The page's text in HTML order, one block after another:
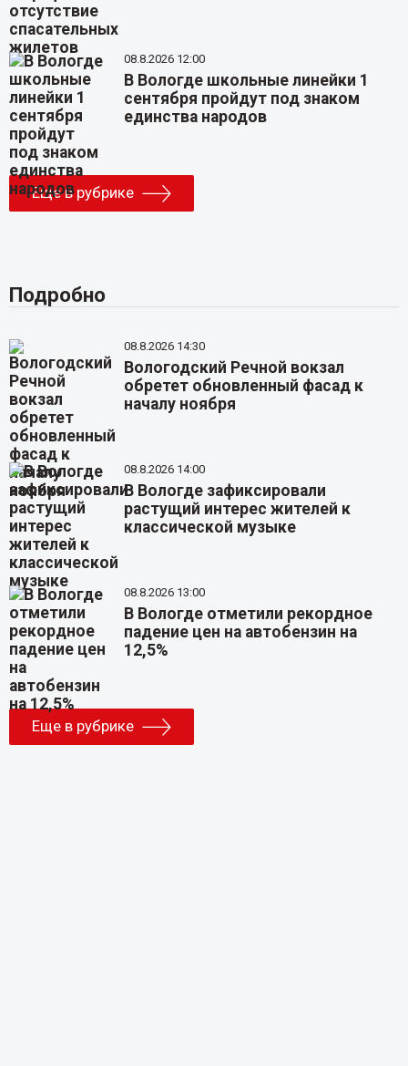
08.8.2026 12:00
В Вологде школьные линейки 1
сентября пройдут под знаком
единства народов
Еще в рубрике
Подробно
08.8.2026 14:30
Вологодский Речной вокзал
обретет обновленный фасад к
началу ноября
08.8.2026 14:00
В Вологде зафиксировали
растущий интерес жителей к
классической музыке
08.8.2026 13:00
В Вологде отметили рекордное
падение цен на автобензин на
12,5%
Еще в рубрике